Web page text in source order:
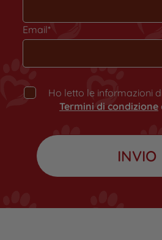
Email*
Ho letto le informazioni di
Termini di condizione